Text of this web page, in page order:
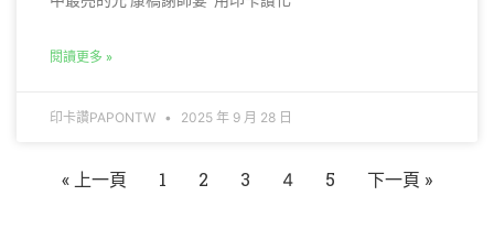
閱讀更多 »
印卡讚PAPONTW 2025 年 9 月 28 日
« 上一頁 1 2 3 4 5 下一頁 »